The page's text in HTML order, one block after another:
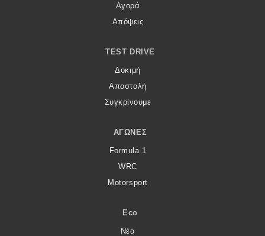
Αγορά
Απόψεις
TEST DRIVE
Δοκιμή
Αποστολή
Συγκρίνουμε
ΑΓΏΝΕΣ
Formula 1
WRC
Motorsport
Eco
Νέα